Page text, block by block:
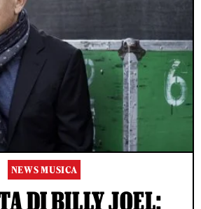
NEWS MUSICA
DI BILLY JOEL: